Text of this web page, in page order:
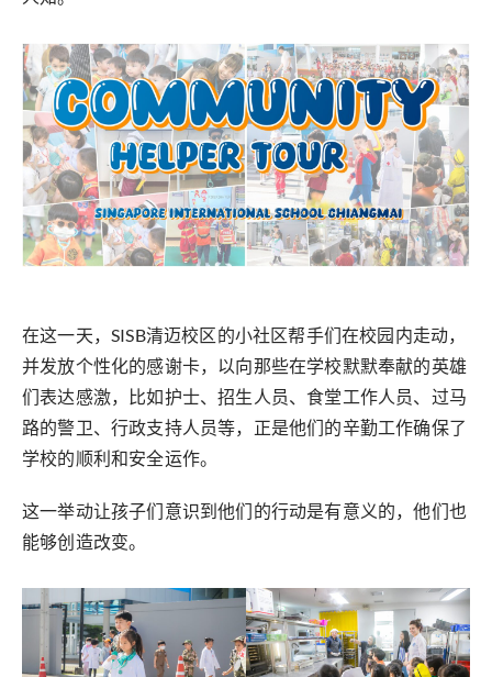
在这一天，SISB清迈校区的小社区帮手们在校园内走动，
并发放个性化的感谢卡，以向那些在学校默默奉献的英雄
们表达感激，比如护士、招生人员、食堂工作人员、过马
路的警卫、行政支持人员等，正是他们的辛勤工作确保了
学校的顺利和安全运作。
这一举动让孩子们意识到他们的行动是有意义的，他们也
能够创造改变。